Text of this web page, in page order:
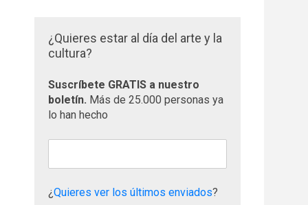
¿Quieres estar al día del arte y la
cultura?
Suscríbete GRATIS a nuestro
boletín. Más de 25.000 personas ya
lo han hecho
¿Quieres ver los últimos enviados?